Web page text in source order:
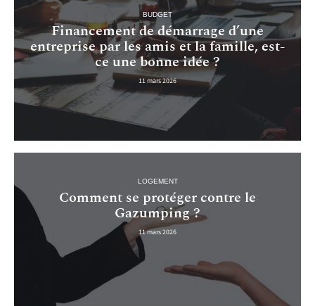
BUDGET
Financement de démarrage d’une
entreprise par les amis et la famille, est-
ce une bonne idée ?
11 mars 2026
LOGEMENT
Comment se protéger contre le
Gazumping ?
11 mars 2026